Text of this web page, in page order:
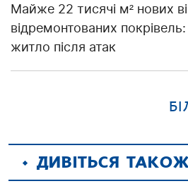
Майже 22 тисячі м² нових
відремонтованих
житло після атак
ДИВІТЬСЯ